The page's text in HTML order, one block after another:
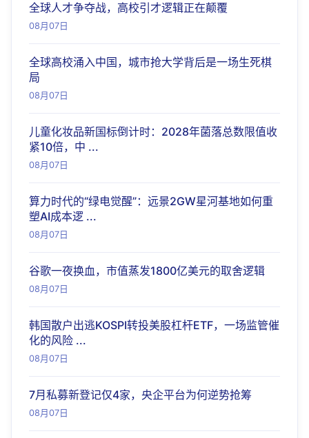
全球人才争夺战，高校引才逻辑正在颠覆
08月07日
全球高校涌入中国，城市抢大学背后是一场生死棋
局
08月07日
儿童化妆品新国标倒计时：2028年菌落总数限值收
紧10倍，中 ...
08月07日
算力时代的“绿电觉醒”：远景2GW星河基地如何重
塑AI成本逻 ...
08月07日
谷歌一夜换血，市值蒸发1800亿美元的取舍逻辑
08月07日
韩国散户出逃KOSPI转投美股杠杆ETF，一场监管催
化的风险 ...
08月07日
7月私募新登记仅4家，央企平台为何逆势抢筹
08月07日